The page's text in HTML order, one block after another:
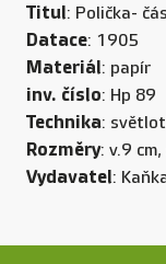
Titul: Polička-
Datace: 1905
Materiál: papír
inv. číslo: Hp 89
Technika:
Rozměry: v.9
Vydavatel: